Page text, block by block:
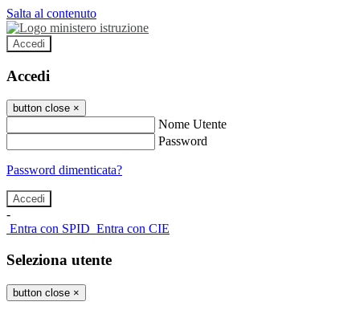
Salta al contenuto
Accedi
Accedi
button close ×
Nome Utente
Password
Password dimenticata?
-
Entra con SPID Entra con CIE
Seleziona utente
button close ×